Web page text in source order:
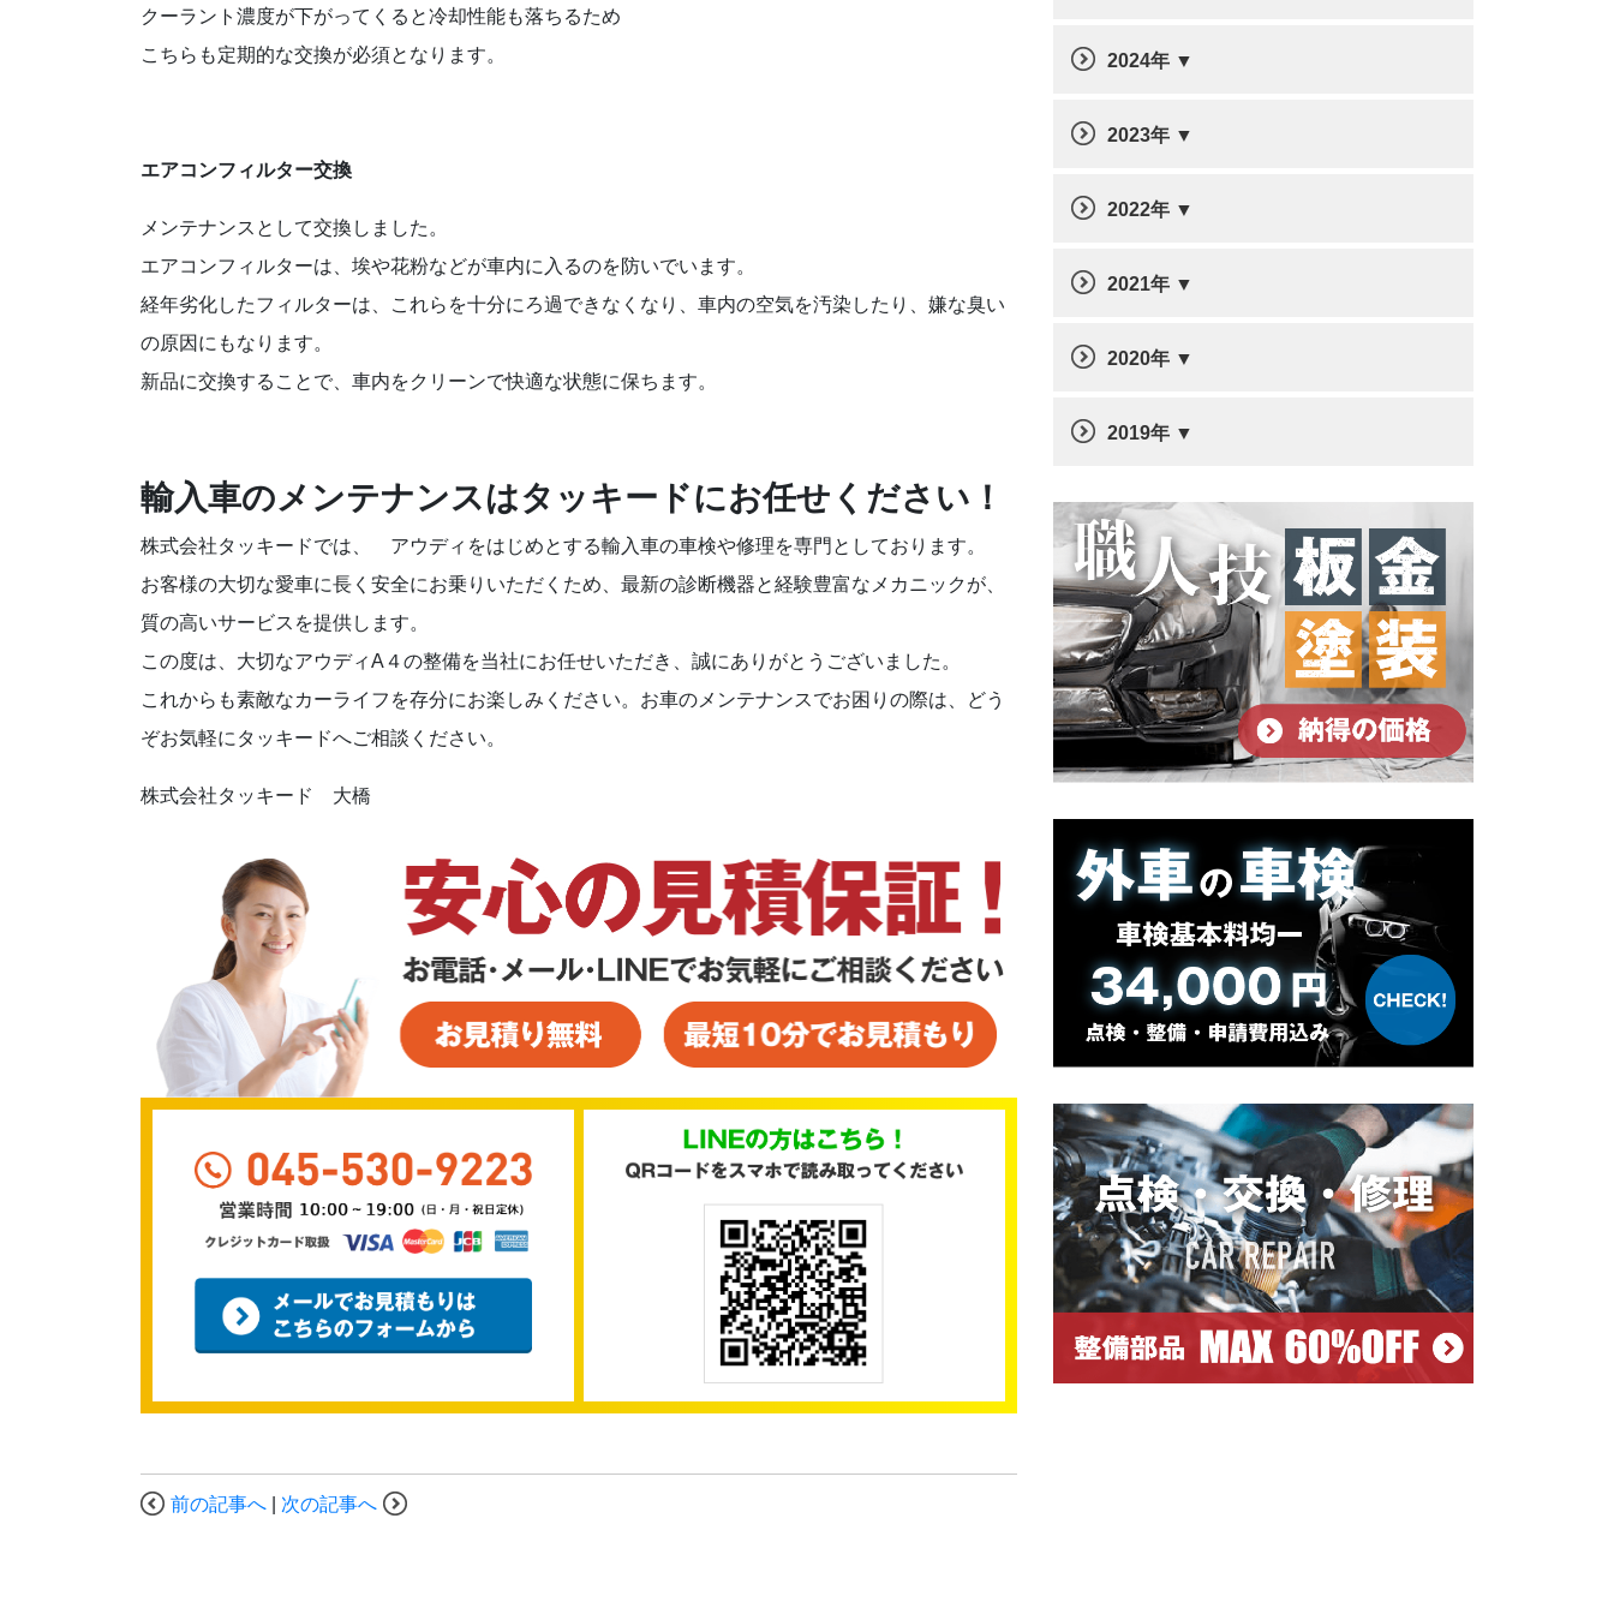
クーラント濃度が下がってくると冷却性能も落ちるため
こちらも定期的な交換が必須となります。
エアコンフィルター交換
メンテナンスとして交換しました。
エアコンフィルターは、埃や花粉などが車内に入るのを防いでいます。
経年劣化したフィルターは、これらを十分にろ過できなくなり、車内の空気を汚染したり、嫌な臭い
の原因にもなります。
新品に交換することで、車内をクリーンで快適な状態に保ちます。
輸入車のメンテナンスはタッキードにお任せください！
株式会社タッキードでは、 アウディをはじめとする輸入車の車検や修理を専門としております。
お客様の大切な愛車に長く安全にお乗りいただくため、最新の診断機器と経験豊富なメカニックが、
質の高いサービスを提供します。
この度は、大切なアウディA４の整備を当社にお任せいただき、誠にありがとうございました。
これからも素敵なカーライフを存分にお楽しみください。お車のメンテナンスでお困りの際は、どう
ぞお気軽にタッキードへご相談ください。
株式会社タッキード 大橋
前の記事へ 次の記事へ
2024年
2023年
2022年
2021年
2020年
2019年